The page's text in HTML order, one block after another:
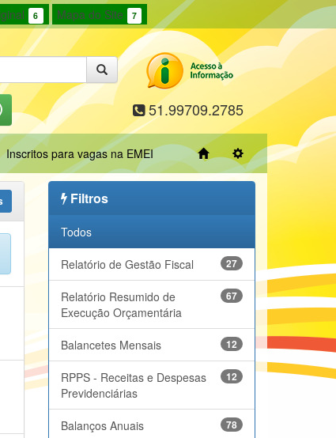
6 Mapa do Site 7
51.99709.2785
Inscritos para vagas na EMEI
Filtros
Todos
27
Relatório de Gestão Fiscal
67
Relatório Resumido de
Execução Orçamentária
12
Balancetes Mensais
12
RPPS - Receitas e Despesas
Previdenciárias
78
Balanços Anuais